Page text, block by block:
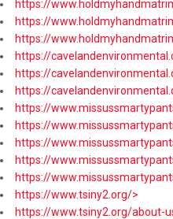
https://
https://
https://
https://
https://
https://
https://
https://
https://
https://
https://
https://www.tsiny2.org/>
https://www.tsiny2.org/about-